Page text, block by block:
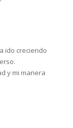
ido creciendo
y mi manera